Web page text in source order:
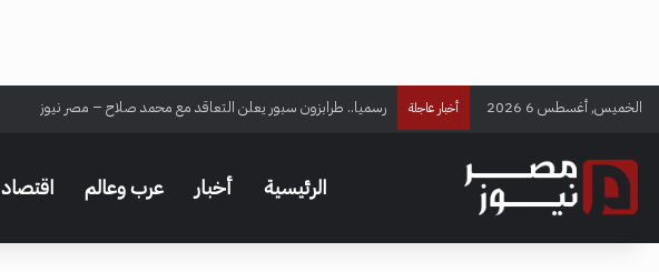
الخميس, أغسطس 6 2026 أخبار عاجلة رسميا.. طرابزون سبور يعلن التعاقد مع محمد صلاح – مصر نيوز
الرئيسية أخبار عرب وعالم اقتصاد